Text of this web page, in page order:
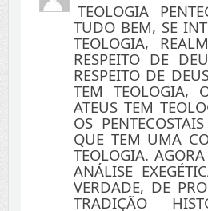
TEOLOGIA
TUDO BEM, SE
TEOLOGIA,
RESPEITO DE
RESPEITO DE
TEM TEOLOGIA,
ATEUS TEM
OS
QUE TEM UMA
TEOLOGIA.
ANÁLISE
VERDADE, DE
TRADIÇÃO